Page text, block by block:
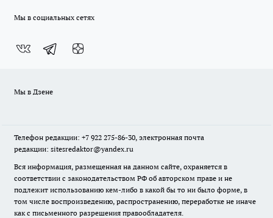
Мы в социальных сетях
Мы в Дзене
Телефон редакции: +7 922 275-86-30, электронная почта
редакции: sitesredaktor@yandex.ru
Вся информация, размещенная на данном сайте, охраняется в
соответствии с законодательством РФ об авторском праве и не
подлежит использованию кем-либо в какой бы то ни было форме, в
том числе воспроизведению, распространению, переработке не иначе
как с письменного разрешения правообладателя.